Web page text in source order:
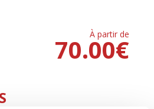
À partir de
€
70.00